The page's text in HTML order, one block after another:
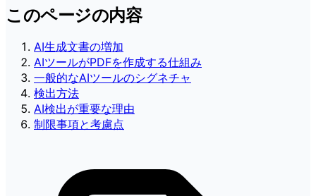
このページの内容
AI生成文書の増加
AIツールがPDFを作成する仕組み
一般的なAIツールのシグネチャ
検出方法
AI検出が重要な理由
制限事項と考慮点